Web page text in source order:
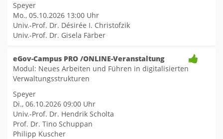
Speyer
Mo., 05.10.2026 13:00 Uhr
Univ.-Prof. Dr. Désirée I. Christofzik
Univ.-Prof. Dr. Gisela Färber
eGov-Campus PRO /ONLINE-Veranstaltung
Modul: Neues Arbeiten und Führen in digitalisierten
Verwaltungsstrukturen
Speyer
Di., 06.10.2026 09:00 Uhr
Univ.-Prof. Dr. Hendrik Scholta
Prof. Dr. Tino Schuppan
Philipp Kuscher